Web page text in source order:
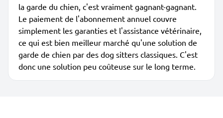
la garde du chien, c'est vraiment gagnant-gagnant.
Le paiement de l'abonnement annuel couvre
simplement les garanties et l'assistance vétérinaire,
ce qui est bien meilleur marché qu'une solution de
garde de chien par des dog sitters classiques. C'est
donc une solution peu coûteuse sur le long terme.